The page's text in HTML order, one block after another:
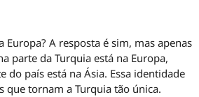
Europa? A resposta é sim, mas apenas
parte da Turquia está na Europa,
do país está na Ásia. Essa identidade
que tornam a Turquia tão única.